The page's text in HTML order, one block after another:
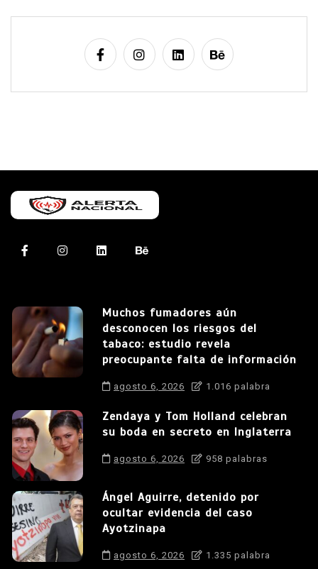
Muchos fumadores aún
desconocen los riesgos del
tabaco: estudio revela
preocupante falta de información
agosto 6, 2026 1.016 palabra
Zendaya y Tom Holland celebran
su boda en secreto en Inglaterra
agosto 6, 2026 958 palabras
Ángel Aguirre, detenido por
ocultar evidencia del caso
Ayotzinapa
agosto 6, 2026 1.335 palabra